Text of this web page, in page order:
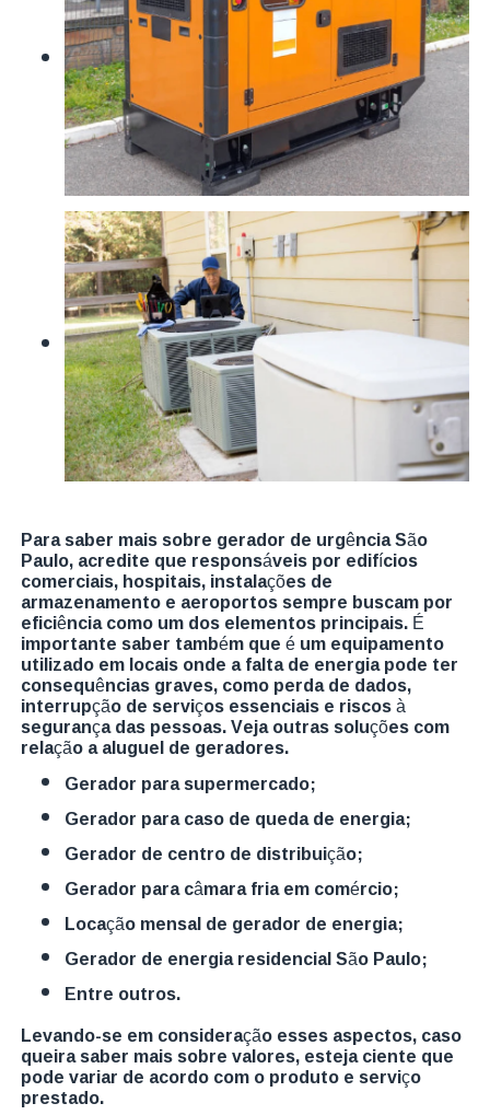
Para saber mais sobre gerador de urgência São
Paulo, acredite que responsáveis por edifícios
comerciais, hospitais, instalações de
armazenamento e aeroportos sempre buscam por
eficiência como um dos elementos principais. É
importante saber também que é um equipamento
utilizado em locais onde a falta de energia pode ter
consequências graves, como perda de dados,
interrupção de serviços essenciais e riscos à
segurança das pessoas. Veja outras soluções com
relação a aluguel de geradores.
gerador para supermercado;
gerador para caso de queda de energia;
gerador de centro de distribuição;
gerador para câmara fria em comércio;
locação mensal de gerador de energia;
gerador de energia residencial São Paulo;
entre outros.
Levando-se em consideração esses aspectos, caso
queira saber mais sobre valores, esteja ciente que
pode variar de acordo com o produto e serviço
prestado.